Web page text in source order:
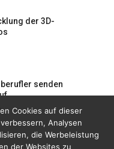
der 3D-
senden
Cookies auf dieser
Analysen
die Werbeleistung
der Websites zu